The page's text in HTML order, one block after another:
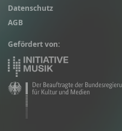
Datenschutz
AGB
Gefördert von: